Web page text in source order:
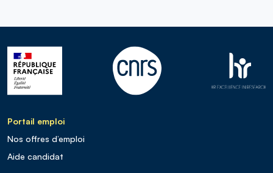
Portail emploi
Nos offres d’emploi
Aide candidat